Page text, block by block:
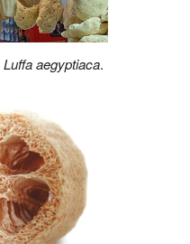
Luffa aegyptiaca.